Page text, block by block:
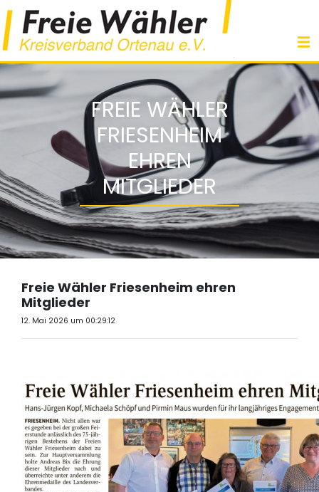
FREIE WÄHLER
FRIESENHEIM
EHREN
MITGLIEDER
Freie Wähler Friesenheim ehren
Mitglieder
12. Mai 2026 um 00:29:12